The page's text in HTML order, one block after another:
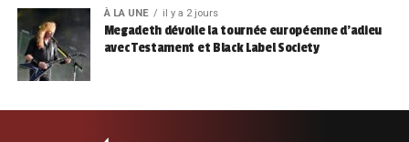
À LA UNE il y a 2 jours
Megadeth dévoile la tournée européenne d’adieu
avec Testament et Black Label Society